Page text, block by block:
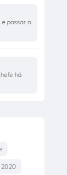
e passar a
há
2020